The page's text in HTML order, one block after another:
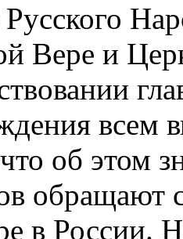
Русского
Вере и
всем
об этом
обращают
в России.